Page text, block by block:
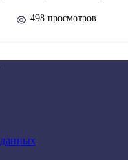
498 просмотров